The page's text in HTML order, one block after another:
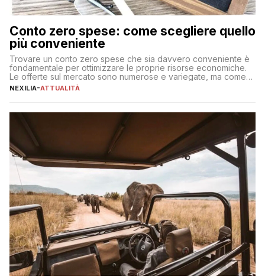
Conto zero spese: come scegliere quello
più conveniente
Trovare un conto zero spese che sia davvero conveniente è
fondamentale per ottimizzare le proprie risorse economiche.
Le offerte sul mercato sono numerose e variegate, ma come
individuare quella più adatta alle proprie esigenze senza
sul […]
NEXILIA-ATTUALITÀ